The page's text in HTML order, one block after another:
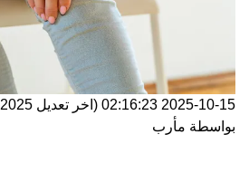
2025-10-15 02:16:23 (اخر تعديل 2025-10-15 02:16:23
بواسطة مأرب